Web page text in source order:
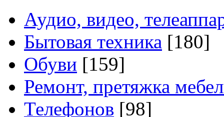
Аудио, видео,
Бытовая техника [180]
Обуви [159]
Ремонт, претяжка
Телефонов [98]